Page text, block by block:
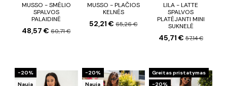
MUSSO - SMĖLIO
SPALVOS
PALAIDINĖ
48,57 €60,71 €
MUSSO - PLAČIOS
KELNĖS
52,21 €65,26 €
LILA - LATTE
SPALVOS
PLATĖJANTI MINI
SUKNELĖ
45,71 €57,14 €
−20%
Nauja
−20%
Nauja
Greitas pristatymas
−20%